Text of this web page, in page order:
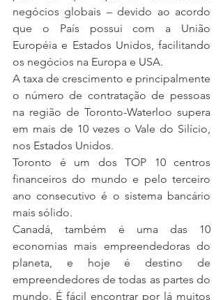
negócios globais – devido ao acordo
que o País possui com a União
Européia e Estados Unidos, facilitando
os negócios na Europa e USA.
A taxa de crescimento e principalmente
o número de contratação de pessoas
na região de Toronto-Waterloo supera
em mais de 10 vezes o Vale do Silício,
nos Estados Unidos.
Toronto é um dos TOP 10 centros
financeiros do mundo e pelo terceiro
ano consecutivo é o sistema bancário
mais sólido.
Canadá, também é uma das 10
economias mais empreendedoras do
planeta, e hoje é destino de
empreendedores de todas as partes do
mundo. É fácil encontrar por lá muitos